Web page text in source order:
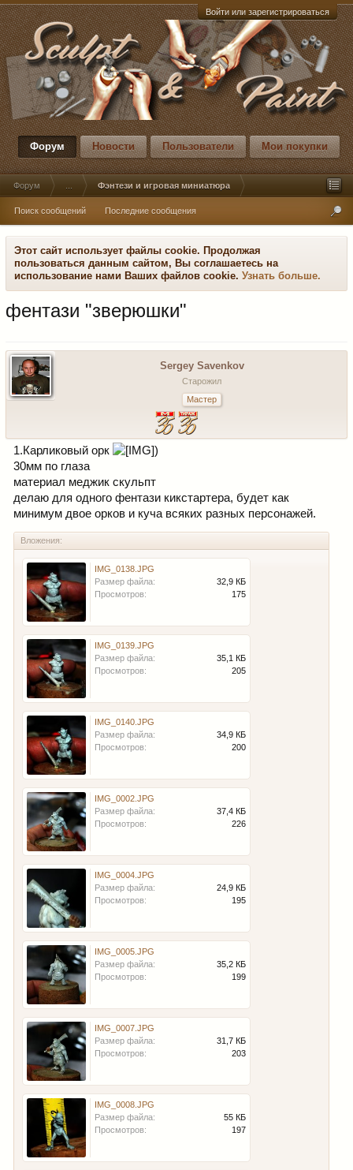
Войти или зарегистрироваться
Форум Новости Пользователи Мои покупки
Форум Фэнтези и игровая миниатюра
Поиск сообщений Последние сообщения
Этот сайт использует файлы cookie. Продолжая
пользоваться данным сайтом, Вы соглашаетесь на
использование нами Ваших файлов cookie. Узнать больше.
фентази "зверюшки"
Sergey Savenkov
Старожил
Мастер
1.Карликовый орк
)
30мм по глаза
материал меджик скульпт
делаю для одного фентази кикстартера, будет как
минимум двое орков и куча всяких разных персонажей.
Вложения:
IMG_0138.JPG
Размер файла:
32,9 КБ
Просмотров:
175
IMG_0139.JPG
Размер файла:
35,1 КБ
Просмотров:
205
IMG_0140.JPG
Размер файла:
34,9 КБ
Просмотров:
200
IMG_0002.JPG
Размер файла:
37,4 КБ
Просмотров:
226
IMG_0004.JPG
Размер файла:
24,9 КБ
Просмотров:
195
IMG_0005.JPG
Размер файла:
35,2 КБ
Просмотров:
199
IMG_0007.JPG
Размер файла:
31,7 КБ
Просмотров:
203
IMG_0008.JPG
Размер файла:
55 КБ
Просмотров:
197